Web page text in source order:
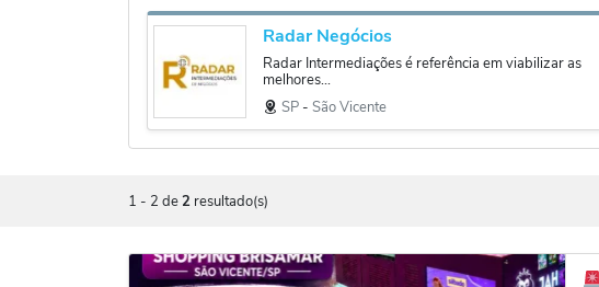
Radar Negócios
Radar Intermediações é referência em viabilizar as
melhores...
SP ‐ São Vicente
1 - 2 de2 resultado(s)